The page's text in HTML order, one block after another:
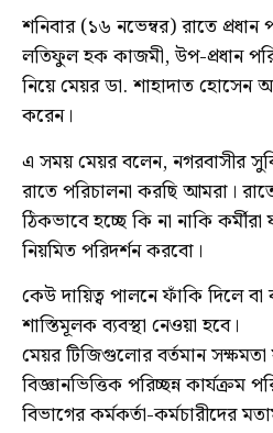
শনিবার (১৬ নভেম্বর) রাতে প্রধান
লতিফুল হক কাজমী, উপ-প্রধান
নিয়ে মেয়র ডা. শাহাদাত হোসেন
করেন।
এ সময় মেয়র বলেন, নগরবাসীর
রাতে পরিচালনা করছি আমরা।
ঠিকভাবে হচ্ছে কি না নাকি
নিয়মিত পরিদর্শন করবো।
কেউ দায়িত্ব পালনে ফাঁকি দিলে বা
শাস্তিমূলক ব্যবস্থা নেওয়া হবে।
মেয়র টিজিগুলোর বর্তমান
বিজ্ঞানভিত্তিক পরিচ্ছন্ন কার্যক্রম
বিভাগের কর্মকর্তা-কর্মচারীদের